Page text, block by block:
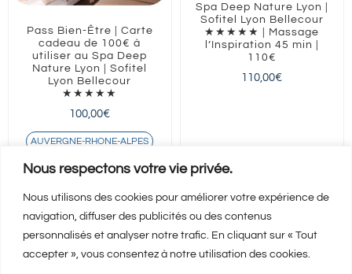
Nous respectons votre vie privée.
Nous utilisons des cookies pour améliorer votre expérience de
navigation, diffuser des publicités ou des contenus
personnalisés et analyser notre trafic. En cliquant sur « Tout
accepter », vous consentez à notre utilisation des cookies.
Pass Bien-Être | Carte
cadeau de 100€ à
utiliser au Spa Deep
Nature Lyon | Sofitel
Lyon Bellecour
★★★★★
100,00€
AUVERGNE-RHONE-ALPES
Ajouter au panier
Détails
Spa Deep Nature Lyon |
Sofitel Lyon Bellecour
★★★★★ | Massage
l’Inspiration 45 min |
110€
110,00€
Ajouter au panier
Détails